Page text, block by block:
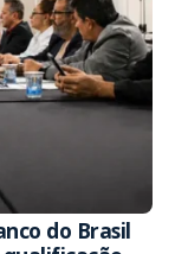
do Brasil